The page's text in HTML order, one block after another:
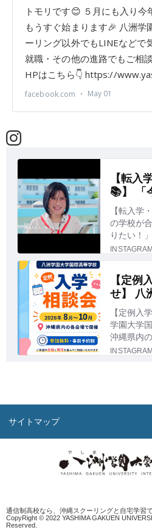
サイトマップ
通信制高校なら、沖縄スクーリングと自宅学習
CopyRight © 2022 YASHIMA GAKUEN
Reserved.